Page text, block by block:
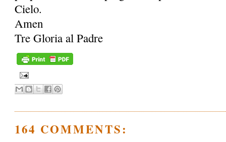
Cielo.
Amen
Tre Gloria al Padre
164 COMMENTS: